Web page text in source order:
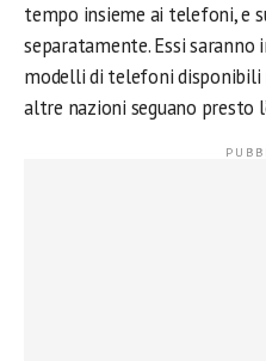
tempo insieme ai telefoni, e
separatamente. Essi
modelli di telefoni disponibili
altre nazioni seguano presto